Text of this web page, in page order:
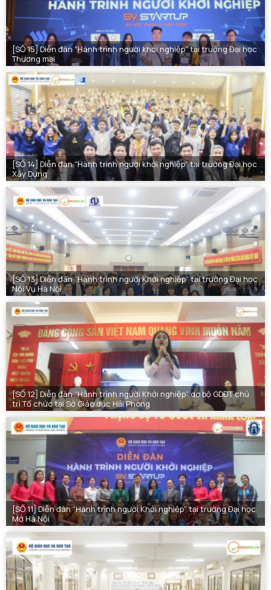
[SỐ 15] Diễn đàn “Hành trình người khởi nghiệp” tại trường Đại học
Thương mại
[SỐ 14] Diễn đàn “Hành trình người khởi nghiệp” tại trường Đại học
Xây Dựng
[SỐ 13] Diễn đàn “Hành trình người Khởi nghiệp” tại trường Đại học
Nội Vụ Hà Nội
[SỐ 12] Diễn đàn “Hành trình người Khởi nghiệp” do bộ GDĐT chủ
trì Tổ chức tại Sở Giáo dục Hải Phòng
[SỐ 11] Diễn đàn “Hành trình người Khởi nghiệp” tại trường Đại học
Mở Hà Nội